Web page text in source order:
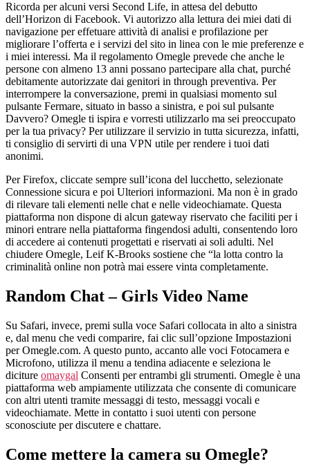
Ricorda per alcuni versi Second Life, in attesa del debutto
dell’Horizon di Facebook. Vi autorizzo alla lettura dei miei dati di
navigazione per effetuare attività di analisi e profilazione per
migliorare l’offerta e i servizi del sito in linea con le mie preferenze e
i miei interessi. Ma il regolamento Omegle prevede che anche le
persone con almeno 13 anni possano partecipare alla chat, purché
debitamente autorizzate dai genitori in through preventiva. Per
interrompere la conversazione, premi in qualsiasi momento sul
pulsante Fermare, situato in basso a sinistra, e poi sul pulsante
Davvero? Omegle ti ispira e vorresti utilizzarlo ma sei preoccupato
per la tua privacy? Per utilizzare il servizio in tutta sicurezza, infatti,
ti consiglio di servirti di una VPN utile per rendere i tuoi dati
anonimi.
Per Firefox, cliccate sempre sull’icona del lucchetto, selezionate
Connessione sicura e poi Ulteriori informazioni. Ma non è in grado
di rilevare tali elementi nelle chat e nelle videochiamate. Questa
piattaforma non dispone di alcun gateway riservato che faciliti per i
minori entrare nella piattaforma fingendosi adulti, consentendo loro
di accedere ai contenuti progettati e riservati ai soli adulti. Nel
chiudere Omegle, Leif K-Brooks sostiene che “la lotta contro la
criminalità online non potrà mai essere vinta completamente.
Random Chat – Girls Video Name
Su Safari, invece, premi sulla voce Safari collocata in alto a sinistra
e, dal menu che vedi comparire, fai clic sull’opzione Impostazioni
per Omegle.com. A questo punto, accanto alle voci Fotocamera e
Microfono, utilizza il menu a tendina adiacente e seleziona le
diciture omaygal Consenti per entrambi gli strumenti. Omegle è una
piattaforma web ampiamente utilizzata che consente di comunicare
con altri utenti tramite messaggi di testo, messaggi vocali e
videochiamate. Mette in contatto i suoi utenti con persone
sconosciute per discutere e chattare.
Come mettere la camera su Omegle?